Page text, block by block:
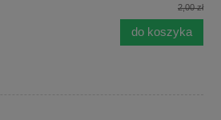
2,00 zł
do koszyka